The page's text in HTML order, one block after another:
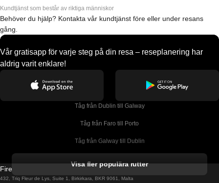
Kundtjänst som består av riktiga människor
Behöver du hjälp? Kontakta vår kundtjänst före eller under resans
gång.
Vår gratisapp för varje steg på din resa – reseplanering har
aldrig varit enklare!
Tåg från Dublin till Galway
Tåg från Faro till Porto
Tåg från Galway till Dublin
Tåg från Porto till Faro
Visa fler populära rutter
Firebird GT Limited (OC 1451)
432, Triq Fleur de Lys, Suite 1, Birkirkara, BKR 9061, Malta